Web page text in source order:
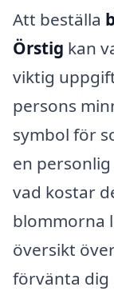
Att beställa
Örstig kan
viktig
persons
symbol för
en
vad kostar
blommorna
översikt
förvänta dig